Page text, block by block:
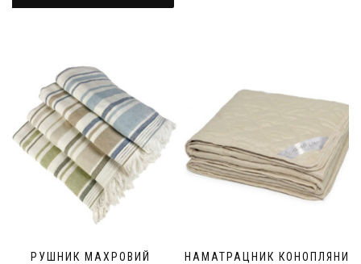
РУШНИК МАХРОВИЙ
НАМАТРАЦНИК КОНОПЛЯНИЙ